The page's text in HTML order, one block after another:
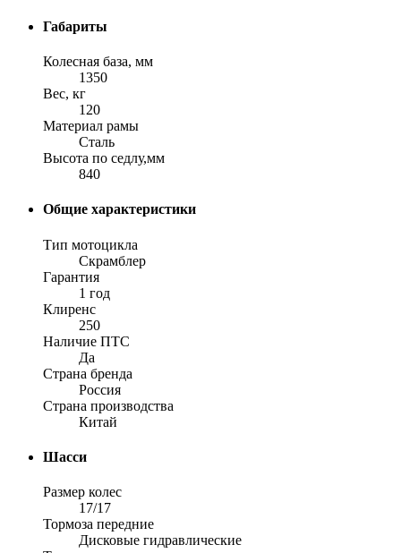
Габариты
Колесная база, мм
1350
Вес, кг
120
Материал рамы
Сталь
Высота по седлу,мм
840
Общие характеристики
Тип мотоцикла
Скрамблер
Гарантия
1 год
Клиренс
250
Наличие ПТС
Да
Страна бренда
Россия
Страна производства
Китай
Шасси
Размер колес
17/17
Тормоза передние
Дисковые гидравлические